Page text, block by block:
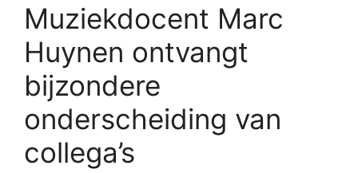
Muziekdocent Marc
Huynen ontvangt
bijzondere
onderscheiding van
collega’s